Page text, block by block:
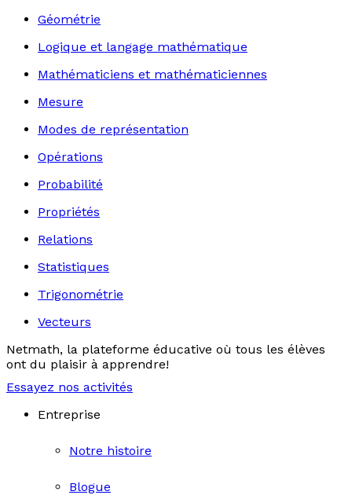
Géométrie
Logique et langage mathématique
Mathématiciens et mathématiciennes
Mesure
Modes de représentation
Opérations
Probabilité
Propriétés
Relations
Statistiques
Trigonométrie
Vecteurs
Netmath, la plateforme éducative où tous les élèves
ont du plaisir à apprendre!
Essayez nos activités
Entreprise
Notre histoire
Blogue